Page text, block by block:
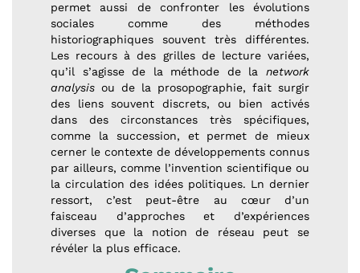
permet aussi de confronter les évolutions
sociales comme des méthodes
historiographiques souvent très différentes.
Les recours à des grilles de lecture variées,
qu’il s’agisse de la méthode de lanetwork
analysisou de la prosopographie, fait surgir
des liens souvent discrets, ou bien activés
dans des circonstances très spécifiques,
comme la succession, et permet de mieux
cerner le contexte de développements connus
par ailleurs, comme l’invention scientifique ou
la circulation des idées politiques. Ln dernier
ressort, c’est peut-être au cœur d’un
faisceau d’approches et d’expériences
diverses que la notion de réseau peut se
révéler la plus efficace.